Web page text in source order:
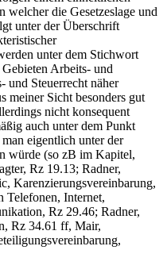
welcher die Gesetzeslage und
unter der Überschrift
unter dem Stichwort
Arbeits- und
und Steuerrecht näher
meiner Sicht besonders gut
nicht konsequent
auch unter dem Punkt
eigentlich unter der
würde (so zB im Kapitel,
Rz 19.13; Radner,
, Karenzierungsvereinbarung,
Telefonen, Internet,
Rz 29.46; Radner,
Rz 34.61 ff, Mair,